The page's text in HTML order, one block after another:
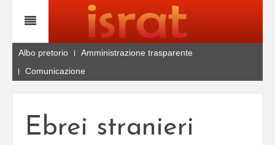
Albo pretorio
Amministrazione trasparente
Comunicazione
Ebrei stranieri